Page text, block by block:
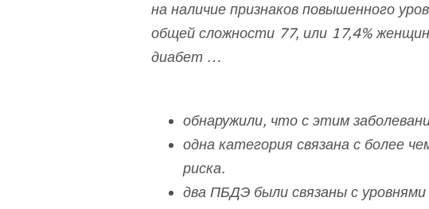
на наличие признаков повышенного
общей сложности 77, или 17,4%
диабет …
обнаружили, что с этим
одна категория связана с более
риска.
два ПБДЭ были связаны с уровнями